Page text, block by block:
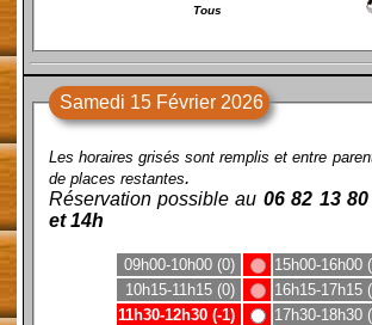
Tous
Samedi 15 Février 2026
Les horaires grisés sont remplis et entre
de places restantes.
Réservation possible au 06 82 13
et 14h
09h00-10h00 (0)
15h00-16h00
10h15-11h15 (0)
16h15-17h15
11h30-12h30 (-1)
17h30-18h30